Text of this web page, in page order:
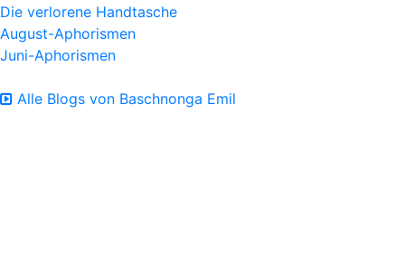
Die verlorene Handtasche
August-Aphorismen
Juni-Aphorismen
Alle Blogs von Baschnonga Emil